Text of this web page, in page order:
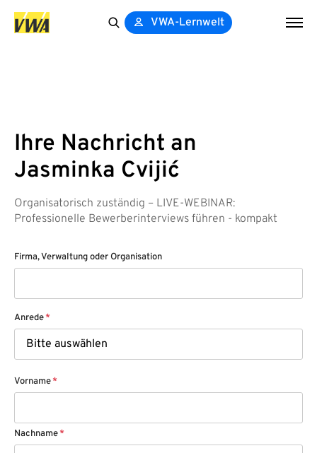
VWA-Lernwelt
Ihre Nachricht an
Jasminka Cvijić
Organisatorisch zuständig – LIVE-WEBINAR:
Professionelle Bewerberinterviews führen - kompakt
Firma, Verwaltung oder Organisation
Anrede*
Vorname*
Nachname*